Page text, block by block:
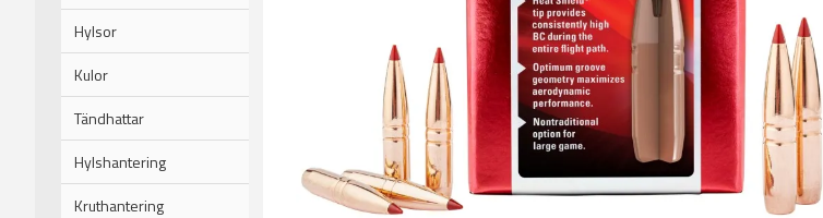
Hylsor
Kulor
Tändhattar
Hylshantering
Kruthantering